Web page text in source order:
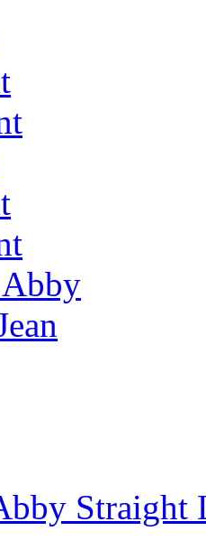
Straight